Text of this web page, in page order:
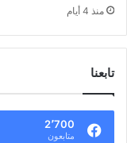
منذ 4 أيام
تابعنا
2٬700
متابعون